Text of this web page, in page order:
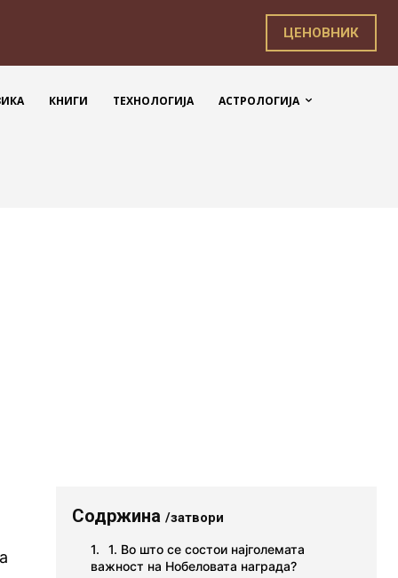
ЦЕНОВНИК
КНИГИ ТЕХНОЛОГИЈА АСТРОЛОГИЈА
Содржина/затвори
1. Во што се состои најголемата
важност на Нобеловата награда?